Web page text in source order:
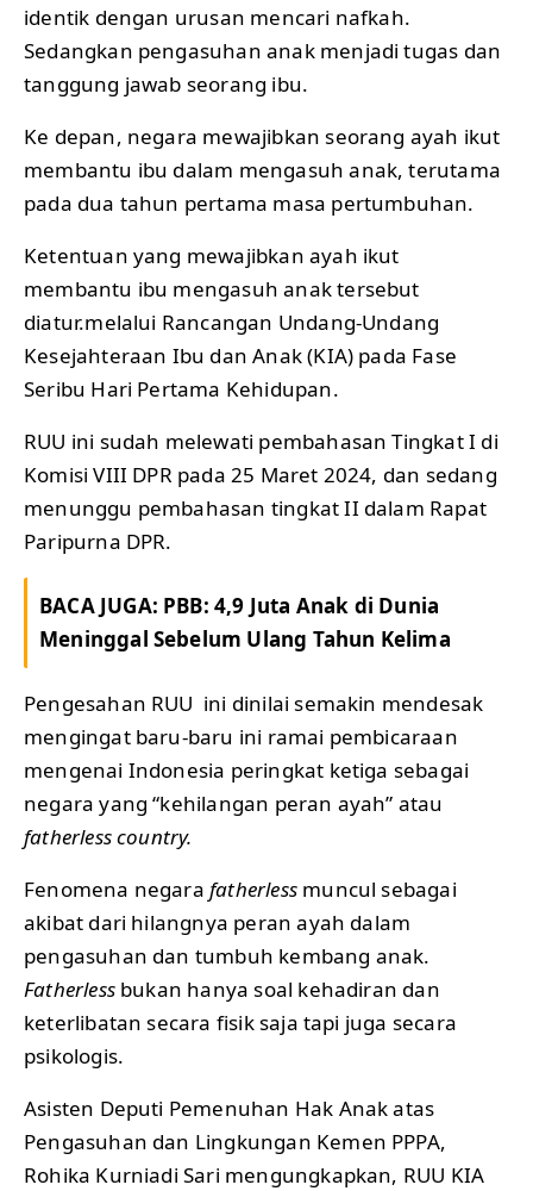
identik dengan urusan mencari nafkah.
Sedangkan pengasuhan anak menjadi tugas dan
tanggung jawab seorang ibu.
Ke depan, negara mewajibkan seorang ayah ikut
membantu ibu dalam mengasuh anak, terutama
pada dua tahun pertama masa pertumbuhan.
Ketentuan yang mewajibkan ayah ikut
membantu ibu mengasuh anak tersebut
diatur.melalui Rancangan Undang-Undang
Kesejahteraan Ibu dan Anak (KIA) pada Fase
Seribu Hari Pertama Kehidupan.
RUU ini sudah melewati pembahasan Tingkat I di
Komisi VIII DPR pada 25 Maret 2024, dan sedang
menunggu pembahasan tingkat II dalam Rapat
Paripurna DPR.
BACA JUGA: PBB: 4,9 Juta Anak di Dunia
Meninggal Sebelum Ulang Tahun Kelima
Pengesahan RUU ini dinilai semakin mendesak
mengingat baru-baru ini ramai pembicaraan
mengenai Indonesia peringkat ketiga sebagai
negara yang “kehilangan peran ayah” atau
fatherless country.
Fenomena negarafatherlessmuncul sebagai
akibat dari hilangnya peran ayah dalam
pengasuhan dan tumbuh kembang anak.
Fatherlessbukan hanya soal kehadiran dan
keterlibatan secara fisik saja tapi juga secara
psikologis.
Asisten Deputi Pemenuhan Hak Anak atas
Pengasuhan dan Lingkungan Kemen PPPA,
Rohika Kurniadi Sari mengungkapkan, RUU KIA